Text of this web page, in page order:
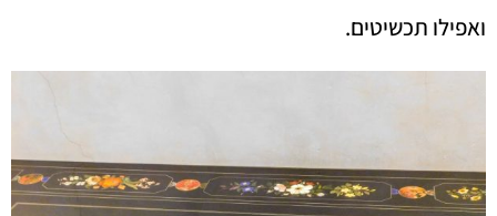
ואפילו תכשיטים.